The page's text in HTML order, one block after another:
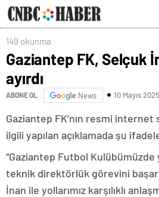
149 okunma
Gaziantep FK, Selçuk
ayırdı
ABONE OL News 10 Mayıs
Gaziantep FK’nın resmi
ilgili yapılan açıklamada şu
“Gaziantep Futbol Kulübümüzde
teknik direktörlük görevini
İnan ile yollarımız karşılıklı